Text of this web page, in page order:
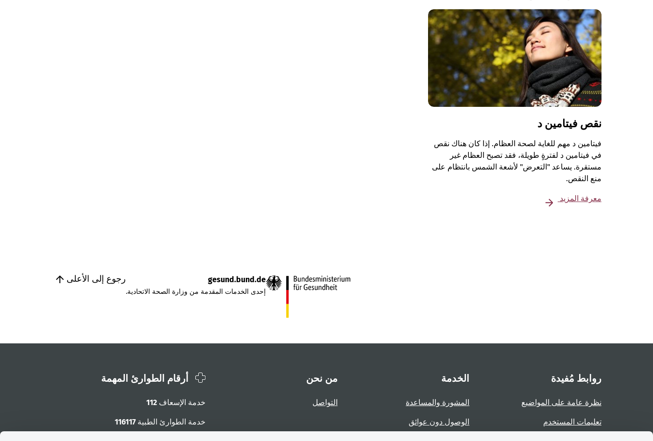
نقص فيتامين د
فيتامين د مهم للغاية لصحة العظام. إذا كان هناك نقص
في فيتامين د لفترةٍ طويلة، فقد تصبح العظام غير
مستقرة. يساعد "التعرض" لأشعة الشمس بانتظام على
منع النقص.
معرفة المزيد
رجوع إلى الأعلى gesund.bund.de
إحدى الخدمات المقدمة من وزارة الصحة الاتحادية.
روابط مُفيدة
نظرة عامة على المواضيع
تعليمات المستخدم
الخدمة
المشورة والمساعدة
الوصول دون عوائق
من نحن
التواصل
أرقام الطوارئ المهمة
خدمة الإسعاف 112
خدمة الطوارئ الطبية116117